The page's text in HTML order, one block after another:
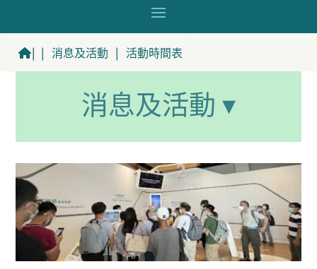
| | 消息及活動 | 活動時間表
消息及活動 ▾